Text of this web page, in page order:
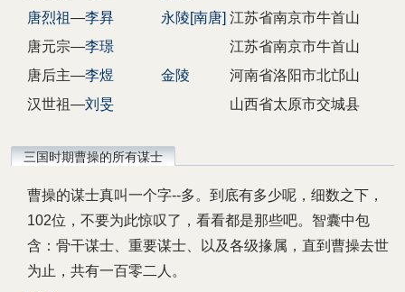
唐烈祖—李昪 永陵[南唐] 江苏省南京市牛首山
唐元宗—李璟
江苏省南京市牛首山
唐后主—李煜 金陵
河南省洛阳市北邙山
汉世祖—刘旻 山西省太原市交城县
三国时期曹操的所有谋士
曹操的谋士真叫一个字--多。到底有多少呢，细数之下，
102位，不要为此惊叹了，看看都是那些吧。智囊中包
含：骨干谋士、重要谋士、以及各级掾属，直到曹操去世
为止，共有一百零二人。